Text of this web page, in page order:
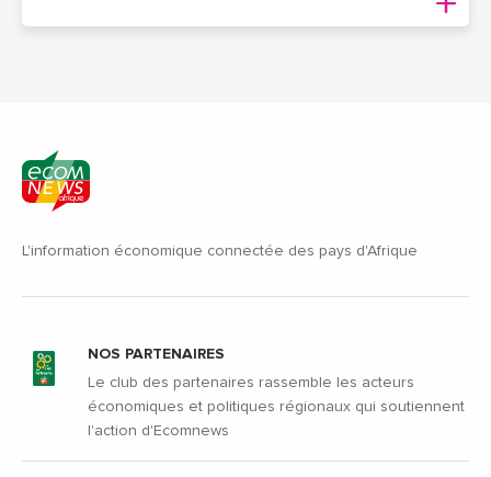
L'information économique connectée des pays d'Afrique
NOS PARTENAIRES
Le club des partenaires rassemble les acteurs
économiques et politiques régionaux qui soutiennent
l'action d'Ecomnews